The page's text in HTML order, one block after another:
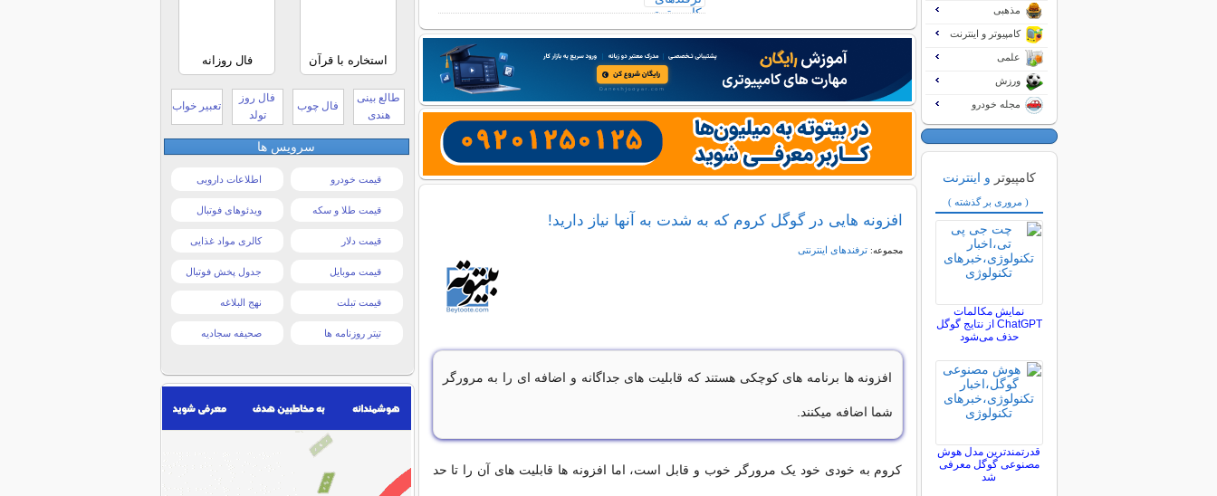
افزونه هایی در گوگل کروم که به شدت به آنها نیاز دارید!
مجموعه:ترفندهای اینترنتی
افزونه ها برنامه های کوچکی هستند که قابلیت های جداگانه و اضافه ای را به مرورگر
شما اضافه میکنند.
کروم به خودی خود یک مرورگر خوب و قابل است، اما افزونه ها قابلیت های آن را تا حد
مذهبی
کامپیوتر و اینترنت
علمی
ورزش
مجله خودرو
کامپیوتر و اینترنت
( مروری بر گذشته )
نمایش مکالمات
ChatGPT از نتایج گوگل
حذف می‌شود
قدرتمندترین مدل هوش
مصنوعی گوگل معرفی
شد
استخاره با قرآن فال روزانه
طالع بینی
هندی
فال چوب
فال روز
تولد
تعبیر خواب
سرویس ها
قیمت خودرو اطلاعات دارویی
قیمت طلا و سکه ویدئوهای فوتبال
قیمت دلار کالری مواد غذایی
قیمت موبایل جدول پخش فوتبال
قیمت تبلت نهج البلاغه
تیتر روزنامه ها صحیفه سجادیه